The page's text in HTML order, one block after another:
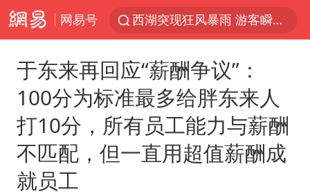
网易号
西湖突现狂风暴雨 游客瞬间被浇透
杭州全市有序停课
直击东北超：哈尔滨vs通辽
香港宏福苑火灾或由烟头引起
于东来再回应“薪酬争议”：
100分为标准最多给胖东来人
打10分，所有员工能力与薪酬
不匹配，但一直用超值薪酬成
就员工